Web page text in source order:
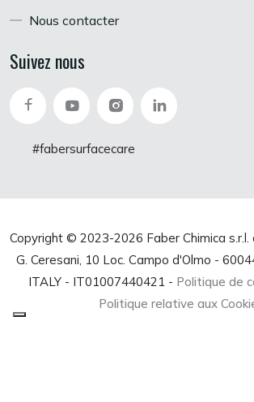
Nous contacter
Suivez nous
#fabersurfacecare
Copyright © 2023-2026 Faber Chimica
G. Ceresani, 10 Loc. Campo d'Olmo -
ITALY - IT01007440421 - Politique de
Politique relative aux